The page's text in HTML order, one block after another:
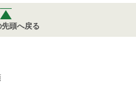
頭へ戻る